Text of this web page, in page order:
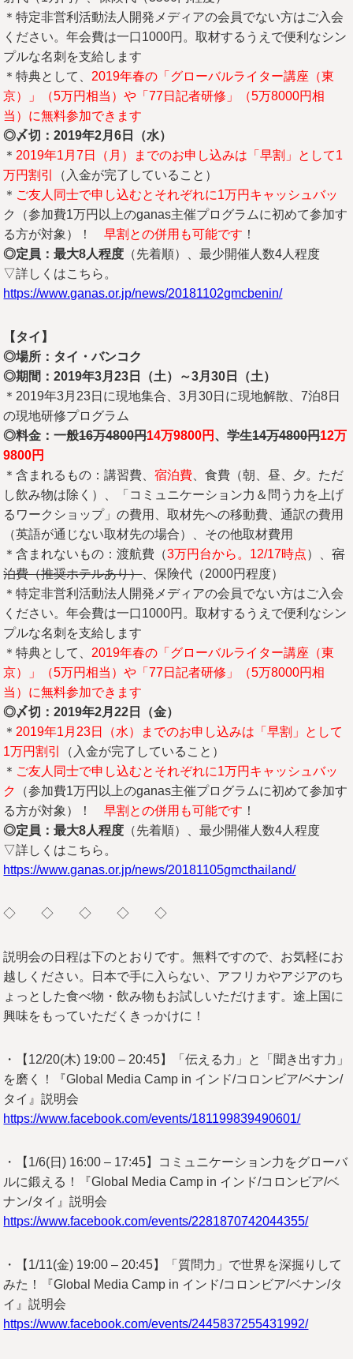
＊特定非営利活動法人開発メディアの会員でない方はご入会
ください。年会費は一口1000円。取材するうえで便利なシン
プルな名刺を支給します
＊特典として、 2019年春の「グローバルライター講座（東
京）」（5万円相当）や「77日記者研修」（5万8000円相
当）に無料参加できます
◎〆切：2019年2月6 日（水）
＊ 2019年1月7日（月）までのお申し込みは「早割」として1
万円割引
（入金が完了していること）
＊ ご友人同士で申し込むとそれぞれに1万円キャッシュバッ
ク（参加費1万円以上のganas主催プログラムに初めて参加す
る方が対象）！早割との併用も可能です ！
◎定員：最大8人程度 （先着順）、最少開催人数4人程度
▽詳しくはこちら。
https://www.ganas.or.jp/news/20181102gmcbenin/
【タイ】
◎場所：タイ・バンコク
◎期間：2019年3月23 日（土）～3月30 日（土）
＊2019年3月23日に現地集合、3月30日に現地解散、7泊8日
の現地研修プログラム
◎料金：一般16万4800円14万9800円 、学生14万4800円12万
9800円
＊含まれるもの：講習費、宿泊費 、食費（朝、昼、夕。ただ
し飲み物は除く）、「コミュニケーション力＆問う力を上げ
るワークショップ」の費用、取材先への移動費、通訳の費用
（英語が通じない取材先の場合）、その他取材費用
＊含まれないもの：渡航費（3万円台から。12/17時点）、宿
泊費（推奨ホテルあり）、保険代（2000円程度）
＊特定非営利活動法人開発メディアの会員でない方はご入会
ください。年会費は一口1000円。取材するうえで便利なシン
プルな名刺を支給します
＊特典として、 2019年春の「グローバルライター講座（東
京）」（5万円相当）や「77日記者研修」（5万8000円相
当）に無料参加できます
◎〆切：2019年2月22 日（金）
＊ 2019年1月23日（水）までのお申し込みは「早割」として
1万円割引
（入金が完了していること）
＊ ご友人同士で申し込むとそれぞれに1万円キャッシュバッ
ク
（参加費1万円以上のganas主催プログラムに初めて参加す
る方が対象）！早割との併用も可能です ！
◎定員：最大8人程度 （先着順）、最少開催人数4人程度
▽詳しくはこちら。
https://www.ganas.or.jp/news/20181105gmcthailand/
◇ ◇ ◇ ◇ ◇
説明会の日程は下のとおりです。無料ですので、お気軽にお
越しください。日本で手に入らない、アフリカやアジアのち
ょっとした食べ物・飲み物もお試しいただけます。途上国に
興味をもっていただくきっかけに！
・【12/20(木) 19:00 – 20:45】「伝える力」と「聞き出す力」
を磨く！『Global Media Camp in インド/コロンビア/ベナン/
タイ』説明会
https://www.facebook.com/events/181199839490601/
・【1/6(日) 16:00 – 17:45】コミュニケーション力をグローバ
ルに鍛える！『Global Media Camp in インド/コロンビア/ベ
ナン/タイ』説明会
https://www.facebook.com/events/2281870742044355/
・【1/11(金) 19:00 – 20:45】「質問力」で世界を深掘りして
みた！『Global Media Camp in インド/コロンビア/ベナン/タ
イ』説明会
https://www.facebook.com/events/2445837255431992/